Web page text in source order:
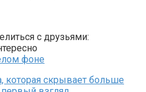
с друзьями:
которая скрывает больше